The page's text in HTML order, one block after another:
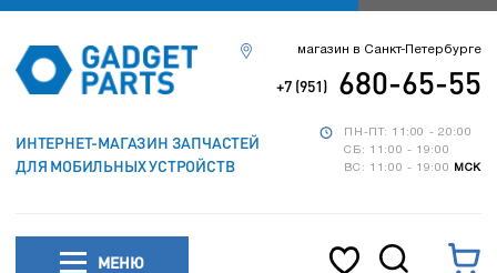
ИНТЕРНЕТ-МАГАЗИН ЗАПЧАСТЕЙ
ДЛЯ МОБИЛЬНЫХ УСТРОЙСТВ
ПН-ПТ: 11:00 - 20:00
СБ: 11:00 - 19:00
ВС: 11:00 - 19:00
МСК
магазин в Санкт-Петербурге
+7 (951) 680-65-55
МЕНЮ